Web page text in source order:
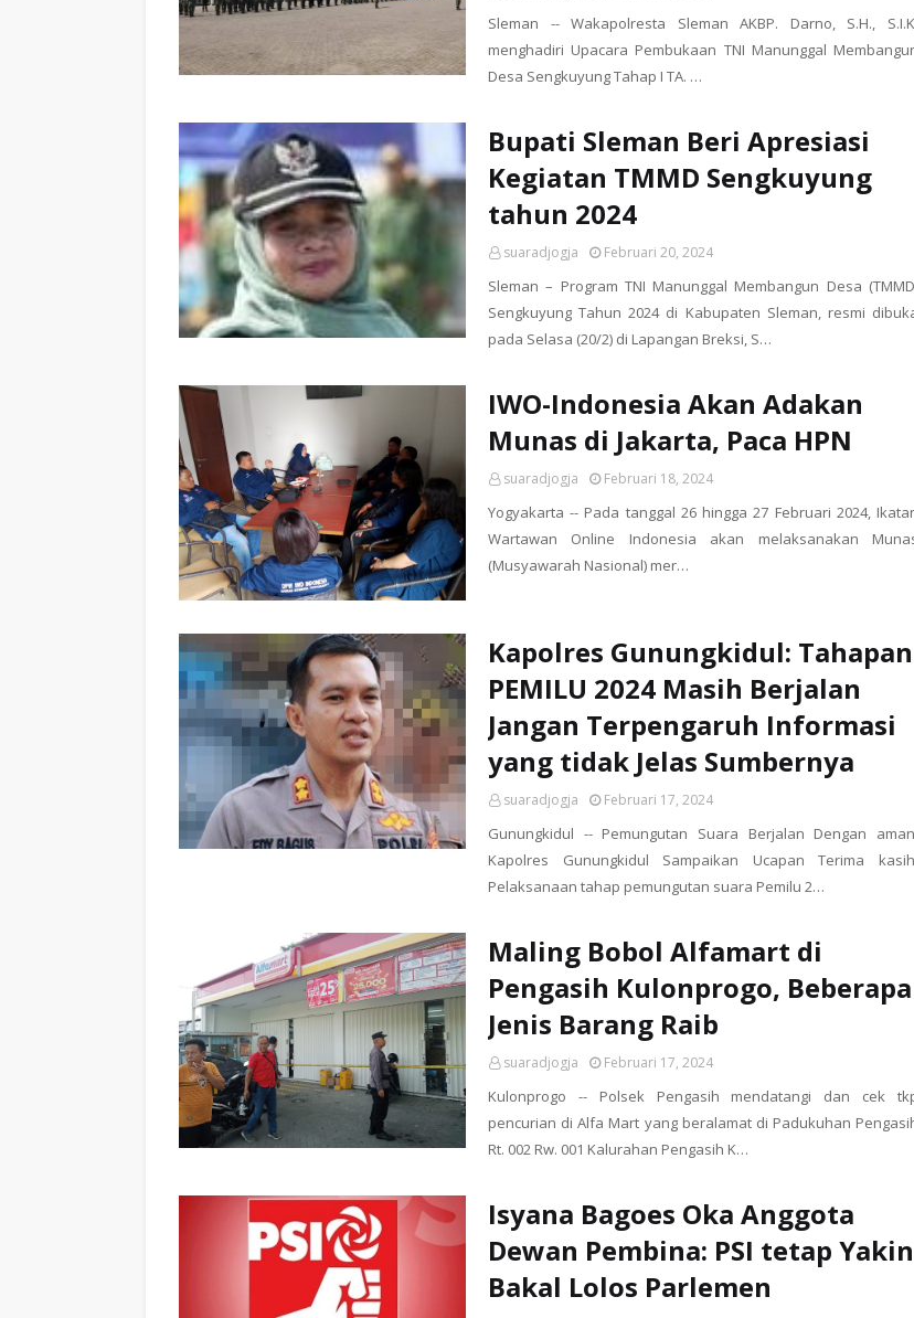
Sleman -- Wakapolresta Sleman AKBP. Darno, S.H.,
menghadiri Upacara Pembukaan TNI Manunggal
Desa Sengkuyung Tahap I TA. …
Bupati Sleman Beri Apresiasi
Kegiatan TMMD Sengkuyung
tahun 2024
suaradjogja Februari 20, 2024
Sleman – Program TNI Manunggal Membangun Desa
Sengkuyung Tahun 2024 di Kabupaten Sleman, resmi
pada Selasa (20/2) di Lapangan Breksi, S…
IWO-Indonesia Akan Adakan
Munas di Jakarta, Paca HPN
suaradjogja Februari 18, 2024
Yogyakarta -- Pada tanggal 26 hingga 27 Februari 2024,
Wartawan Online Indonesia akan melaksanakan
(Musyawarah Nasional) mer…
Kapolres Gunungkidul: Tahapan
PEMILU 2024 Masih Berjalan
Jangan Terpengaruh Informasi
yang tidak Jelas Sumbernya
suaradjogja Februari 17, 2024
Gunungkidul -- Pemungutan Suara Berjalan Dengan
Kapolres Gunungkidul Sampaikan Ucapan Terima
Pelaksanaan tahap pemungutan suara Pemilu 2…
Maling Bobol Alfamart di
Pengasih Kulonprogo, Beberapa
Jenis Barang Raib
suaradjogja Februari 17, 2024
Kulonprogo -- Polsek Pengasih mendatangi dan cek
pencurian di Alfa Mart yang beralamat di Padukuhan
Rt. 002 Rw. 001 Kalurahan Pengasih K…
Isyana Bagoes Oka Anggota
Dewan Pembina: PSI tetap Yakin
Bakal Lolos Parlemen